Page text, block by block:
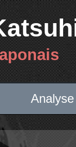
Analyse